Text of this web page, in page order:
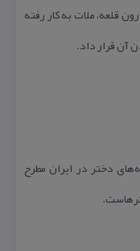
قلعه، ملات به كار رفته
آن قرار داد.
دختر در ایران مطرح